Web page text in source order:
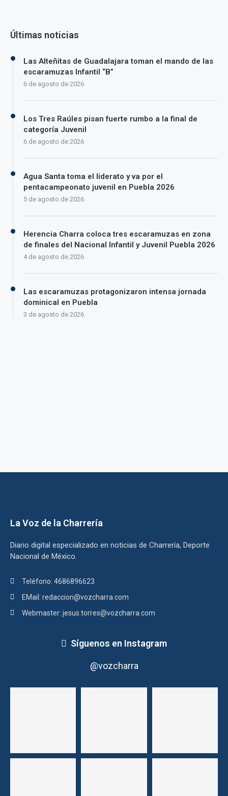
Últimas noticias
Las Alteñitas de Guadalajara toman el mando de las
escaramuzas Infantil “B”
6 de agosto de 2026
Los Tres Raúles pisan fuerte rumbo a la final de
categoría Juvenil
6 de agosto de 2026
Agua Santa toma el liderato y va por el
pentacampeonato juvenil en Puebla 2026
5 de agosto de 2026
Herencia Charra coloca tres escaramuzas en zona
de finales del Nacional Infantil y Juvenil Puebla 2026
4 de agosto de 2026
Las escaramuzas protagonizaron intensa jornada
dominical en Puebla
3 de agosto de 2026
La Voz de la Charrería
Diario digital especializado en noticias de Charrería, Deporte
Nacional de México.
Teléfono: 4686896623
EMail: redaccion@vozcharra.com
Webmaster: jesus.torres@vozcharra.com
Síguenos en Instagram
@vozcharra